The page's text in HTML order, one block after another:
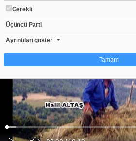
Gerekli
Üçüncü Parti
Ayrıntıları göster
Tamam
Çerez nedir?
Çerezler, web-sitelerinin, kullanıcıların
amacıyla kullandığı küçük metin dosyalarıdır.
işletilmesi için kesinlikle gerekli olan çerezleri
Diğer çerez türleri için sizden izin almamız
kullanmaktadır. Bazı çerezler, sayfalarımızda yer
tarafından yerleştirilir. İzniniz şu alanlar için
Ses
Yüklendi:
Yükleniyor:
ALAÇAM GÖKÇEAĞAÇOYMAĞI AHMET